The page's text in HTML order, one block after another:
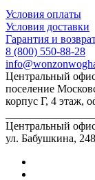
Условия оплаты
Условия доставки
Гарантия и
8 (800) 550-88-28
Центральный
поселение
корпус Г, 4 этаж,
Центральный
ул. Бабушкина,